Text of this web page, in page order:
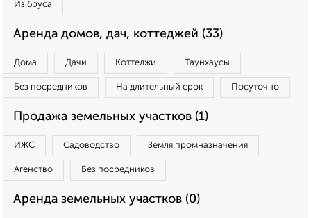
Из бруса
Аренда домов, дач, коттеджей (33)
Дома Дачи Коттеджи Таунхаусы
Без посредников На длительный срок Посуточно
Продажа земельных участков (1)
ИЖС Садоводство Земля промназначения
Агенство Без посредников
Аренда земельных участков (0)